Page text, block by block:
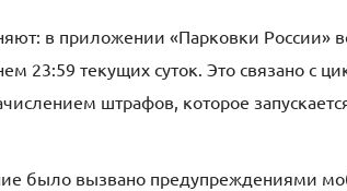
в приложении «Парковки России»
23:59 текущих суток. Это связано с
штрафов, которое
было вызвано предупреждениями